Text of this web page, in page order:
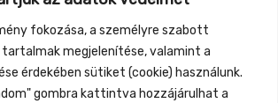
fokozása, a személyre szabott
megjelenítése, valamint a
érdekében sütiket (cookie) használunk.
gombra kattintva hozzájárulhat a